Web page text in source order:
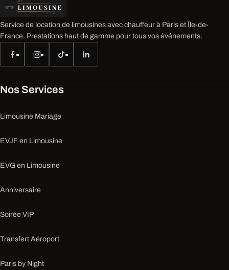
Service de location de limousines avec chauffeur à Paris et Île-de-
France. Prestations haut de gamme pour tous vos événements.
Nos Services
Limousine Mariage
EVJF en Limousine
EVG en Limousine
Anniversaire
Soirée VIP
Transfert Aéroport
Paris by Night